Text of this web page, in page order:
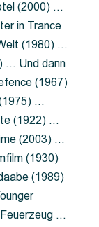
(2000) …
in Trance
(1980) …
… Und dann
(1967)
…
(1922) …
(2003) …
(1930)
(1989)
…